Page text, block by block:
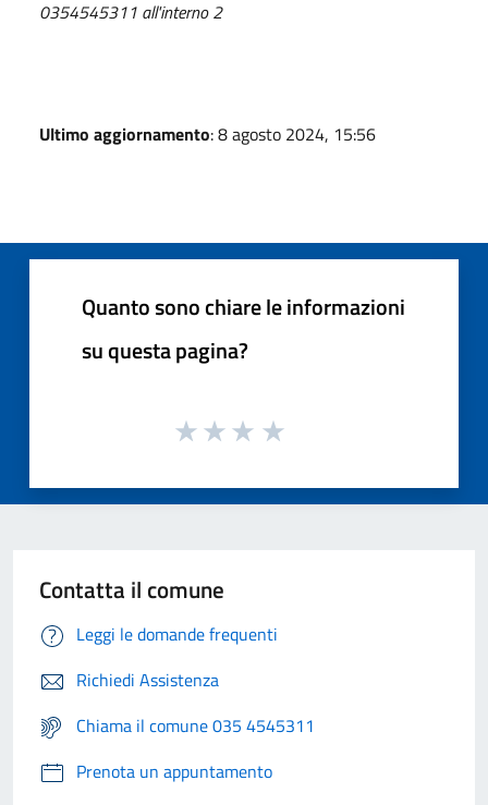
0354545311 all'interno 2
Ultimo aggiornamento: 8 agosto 2024, 15:56
Quanto sono chiare le informazioni
su questa pagina?
Contatta il comune
Leggi le domande frequenti
Richiedi Assistenza
Chiama il comune 035 4545311
Prenota un appuntamento